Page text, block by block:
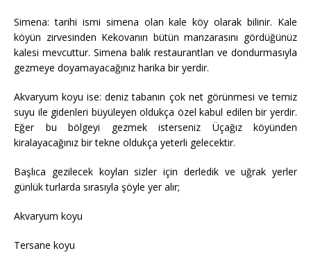
​Simena: tarihi ismi simena olan kale köy olarak bilinir. Kale
köyün zirvesinden Kekovanın bütün manzarasını gördüğünüz
kalesi mevcuttur. Simena balık restaurantları ve dondurmasıyla
gezmeye doyamayacağınız harika bir yerdir.
Akvaryum koyu ise: deniz tabanın çok net görünmesi ve temiz
suyu ile gidenleri büyüleyen oldukça özel kabul edilen bir yerdir.
Eğer bu bölgeyi gezmek isterseniz Üçağız köyünden
kiralayacağınız bir tekne oldukça yeterli gelecektir.
Başlıca gezilecek koyları sizler için derledik ve uğrak yerler
günlük turlarda sırasıyla şöyle yer alır;
Akvaryum koyu
Tersane koyu